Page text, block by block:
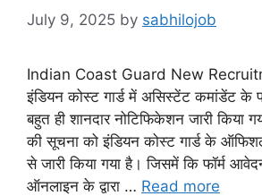
July 9, 2025 by sabhilojob
Indian Coast Guard New
इंडियन कोस्ट गार्ड में असिस्टेंट कमांडेंट के
बहुत ही शानदार नोटिफिकेशन जारी किया
की सूचना को इंडियन कोस्ट गार्ड के
से जारी किया गया है। जिसमें कि फॉर्म
ऑनलाइन के द्वारा … Read more